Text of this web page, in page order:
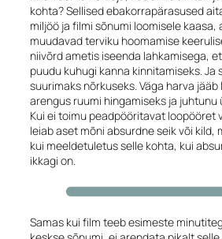
kohta? Sellised ebakorrapärasused
miljöö ja filmi sõnumi loomisele
muudavad terviku hoomamise
niivõrd ametis iseenda lahkamisega,
puudu kuhugi kanna kinnitamiseks. Ja
suurimaks nõrkuseks. Väga harva
arengus ruumi hingamiseks ja juhtunu
Kui ei toimu peadpööritavat loopööret
leiab aset mõni absurdne seik või kild,
kui meeldetuletus selle kohta, kui
ikkagi on.
Samas kui film teeb esimeste